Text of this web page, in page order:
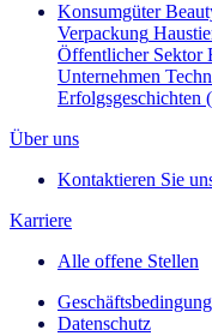
Konsumgüter
Verpackung
Öffentlicher Sektor
Unternehmen
Erfolgsgeschichten
Über uns
Kontaktieren Sie
Karriere
Alle offene Stellen
Datenschutz